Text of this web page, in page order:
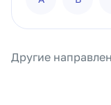
Другие